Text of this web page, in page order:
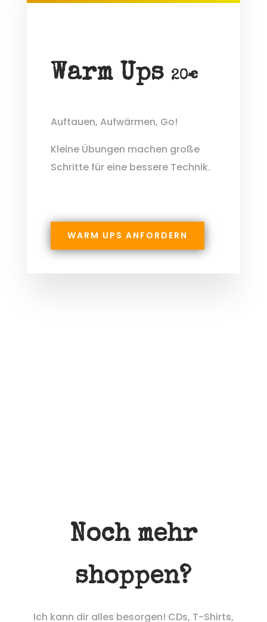
Warm Ups 20€
Auftauen, Aufwärmen, Go!
Kleine Übungen machen große
Schritte für eine bessere Technik.
WARM UPS ANFORDERN
Noch mehr
shoppen?
Ich kann dir alles besorgen! CDs, T-Shirts,